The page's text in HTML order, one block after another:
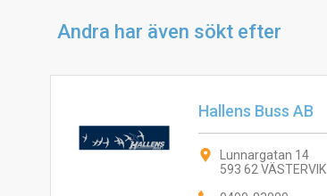
Andra har även sökt efter
Hallens Buss AB
Lunnargatan 14
593 62 VÄSTERVIK